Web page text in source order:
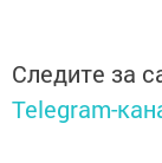
Следите за
Telegram-